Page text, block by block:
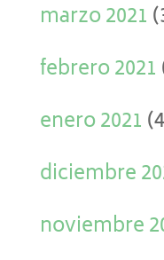
marzo 2021
febrero 2021
enero 2021
diciembre
noviembre